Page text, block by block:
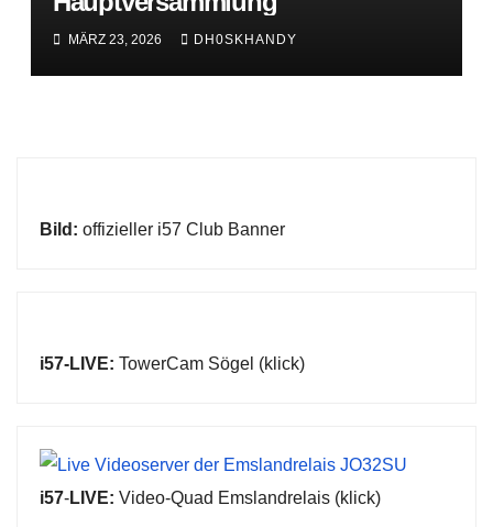
MÄRZ 23, 2026 DH0SKHANDY
Bild: offizieller i57 Club Banner
i57-LIVE: TowerCam Sögel (klick)
i57-LIVE: Video-Quad Emslandrelais (klick)